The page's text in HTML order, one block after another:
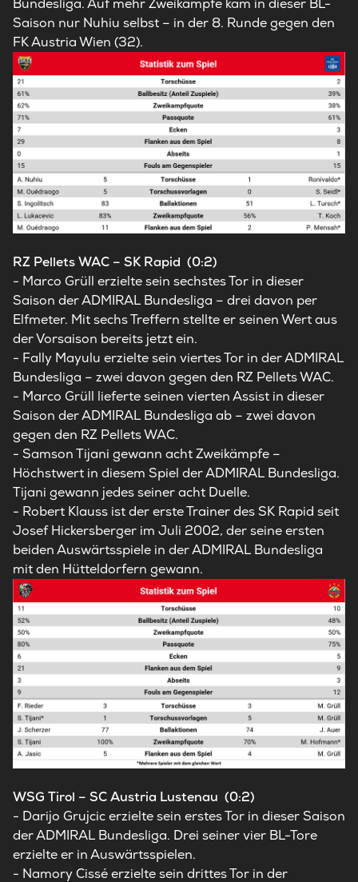
Bundesliga. Auf mehr Zweikämpfe kam in dieser BL-
Saison nur Nuhiu selbst – in der 8. Runde gegen den
FK Austria Wien (32).
RZ Pellets WAC – SK Rapid (0:2)
- Marco Grüll erzielte sein sechstes Tor in dieser
Saison der ADMIRAL Bundesliga – drei davon per
Elfmeter. Mit sechs Treffern stellte er seinen Wert aus
der Vorsaison bereits jetzt ein.
- Fally Mayulu erzielte sein viertes Tor in der ADMIRAL
Bundesliga – zwei davon gegen den RZ Pellets WAC.
- Marco Grüll lieferte seinen vierten Assist in dieser
Saison der ADMIRAL Bundesliga ab – zwei davon
gegen den RZ Pellets WAC.
- Samson Tijani gewann acht Zweikämpfe –
Höchstwert in diesem Spiel der ADMIRAL Bundesliga.
Tijani gewann jedes seiner acht Duelle.
- Robert Klauss ist der erste Trainer des SK Rapid seit
Josef Hickersberger im Juli 2002, der seine ersten
beiden Auswärtsspiele in der ADMIRAL Bundesliga
mit den Hütteldorfern gewann.
WSG Tirol – SC Austria Lustenau (0:2)
- Darijo Grujcic erzielte sein erstes Tor in dieser Saison
der ADMIRAL Bundesliga. Drei seiner vier BL-Tore
erzielte er in Auswärtsspielen.
- Namory Cissé erzielte sein drittes Tor in der